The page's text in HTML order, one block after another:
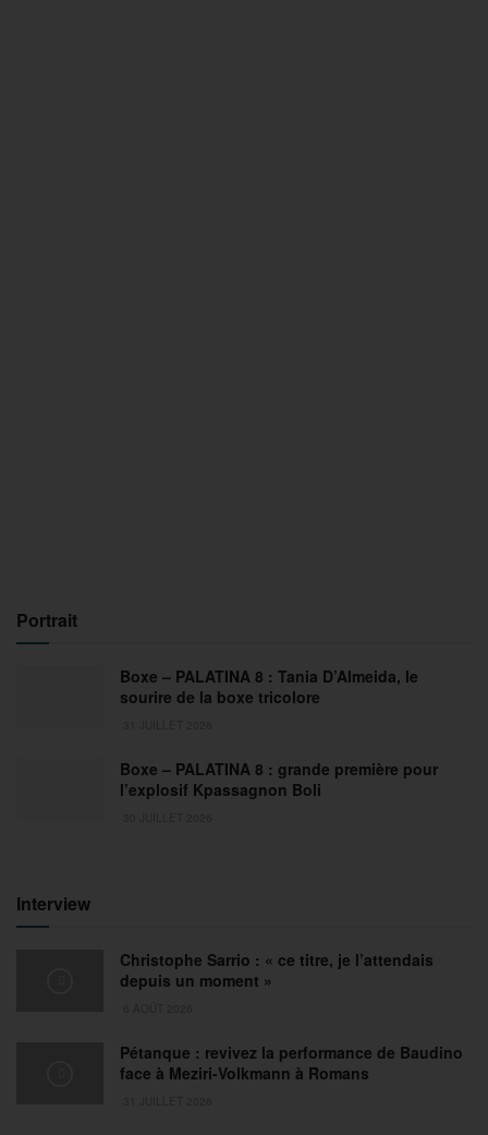
Portrait
Boxe – PALATINA 8 : Tania D’Almeida, le
sourire de la boxe tricolore
Boxe – PALATINA 8 : grande première pour
l’explosif Kpassagnon Boli
Interview
Christophe Sarrio : « ce titre, je l’attendais
depuis un moment »
Pétanque : revivez la performance de Baudino
face à Meziri-Volkmann à Romans